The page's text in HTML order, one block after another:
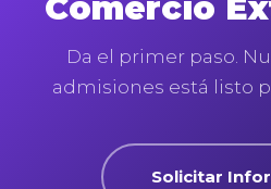
Comercio
Da el primer paso.
admisiones está listo
Solicitar